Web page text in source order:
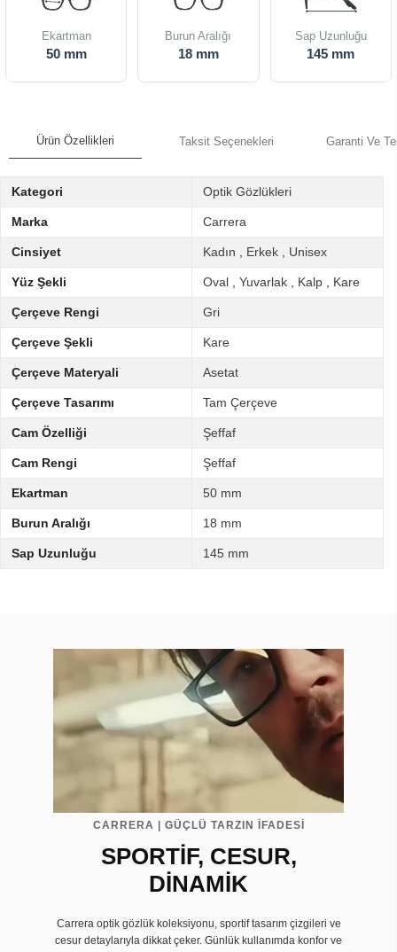
Ekartman
50 mm
Burun Aralığı
18 mm
Sap Uzunluğu
145 mm
Ürün Özellikleri Taksit Seçenekleri Garanti Ve
Kategori Optik Gözlükleri
Marka Carrera
Cinsiyet Kadın Erkek Unisex
Yüz Şekli Oval Yuvarlak Kalp Kare
Çerçeve Rengi Gri
Çerçeve Şekli Kare
Çerçeve Materyali Asetat
Çerçeve Tasarımı Tam Çerçeve
Cam Özelliği Şeffaf
Cam Rengi Şeffaf
Ekartman 50 mm
Burun Aralığı 18 mm
Sap Uzunluğu 145 mm
CARRERA | GÜÇLÜ TARZIN İFADESİ
SPORTİF, CESUR,
DİNAMİK
Carrera optik gözlük koleksiyonu, sportif tasarım çizgileri ve
cesur detaylarıyla dikkat çeker. Günlük kullanımda konfor ve